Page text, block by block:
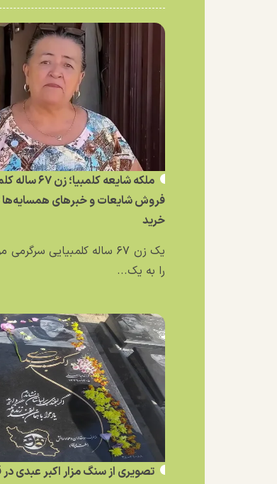
ملکه شایعه
فروش شایعات و خبر‌های همسایه‌ها
خرید
یک زن ۶۷ ساله کلمبیایی
را به یک...
تصویری از سنگ مزار اکبر عبدی